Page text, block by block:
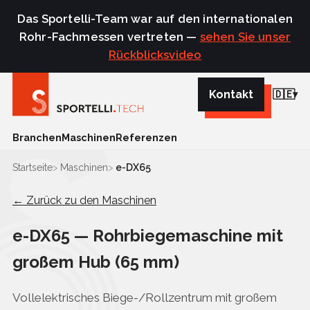
Das Sportelli-Team war auf den internationalen
Rohr-Fachmessen vertreten — sehen Sie unser
Rückblicksvideo
BranchenMaschinenReferenzen
Kontakt 🇩🇪
Startseite Maschinen e-DX65
← Zurück zu den Maschinen
e-DX65 — Rohrbiegemaschine mit
großem Hub (65 mm)
Vollelektrisches Biege-/Rollzentrum mit großem